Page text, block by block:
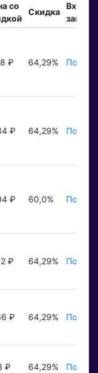
со
Скидка
заказы
₽ 64,29%
₽ 64,29%
₽ 60,0%
₽ 64,29%
₽ 64,29%
₽ 64,29%